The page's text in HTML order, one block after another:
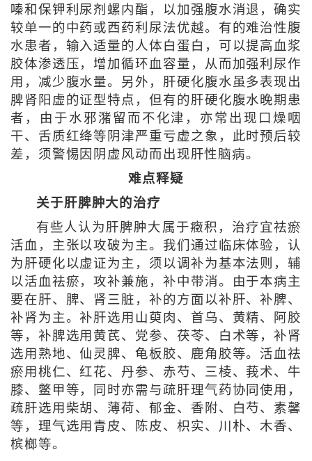
嗪和保钾利尿剂螺内酯，以加强腹水消退，确实
较单一的中药或西药利尿法优越。有的难治性腹
水患者，输入适量的人体白蛋白，可以提高血浆
胶体渗透压，增加循环血容量，从而加强利尿作
用，减少腹水量。另外，肝硬化腹水虽多表现出
脾肾阳虚的证型特点，但有的肝硬化腹水晚期患
者，由于水邪潴留而不化津，亦常出现口燥咽
干、舌质红绛等阴津严重亏虚之象，此时预后较
差，须警惕因阴虚风动而出现肝性脑病。
难点释疑
关于肝脾肿大的治疗
有些人认为肝脾肿大属于癥积，治疗宜祛瘀
活血，主张以攻破为主。我们通过临床体验，认
为肝硬化以虚证为主，须以调补为基本法则，辅
以活血祛瘀，攻补兼施，补中带消。由于本病主
要在肝、脾、肾三脏，补的方面以补肝、补脾、
补肾为主。补肝选用山萸肉、首乌、黄精、阿胶
等，补脾选用黄芪、党参、茯苓、白术等，补肾
选用熟地、仙灵脾、龟板胶、鹿角胶等。活血祛
瘀用桃仁、红花、丹参、赤芍、三棱、莪术、牛
膝、鳖甲等，同时亦需与疏肝理气药协同使用，
疏肝选用柴胡、薄荷、郁金、香附、白芍、素馨
等，理气选用青皮、陈皮、枳实、川朴、木香、
槟榔等。